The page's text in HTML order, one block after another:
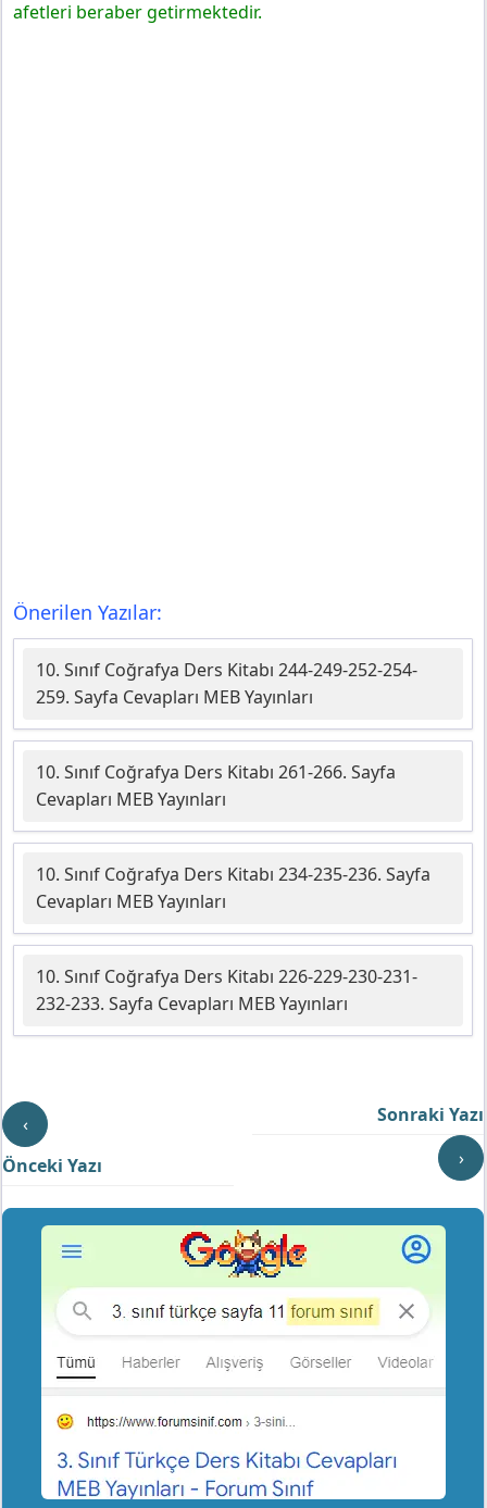
afetleri beraber getirmektedir.
Önerilen Yazılar:
10. Sınıf Coğrafya Ders Kitabı 244-249-252-254-
259. Sayfa Cevapları MEB Yayınları
10. Sınıf Coğrafya Ders Kitabı 261-266. Sayfa
Cevapları MEB Yayınları
10. Sınıf Coğrafya Ders Kitabı 234-235-236. Sayfa
Cevapları MEB Yayınları
10. Sınıf Coğrafya Ders Kitabı 226-229-230-231-
232-233. Sayfa Cevapları MEB Yayınları
‹
Önceki Yazı
Sonraki Yazı
›